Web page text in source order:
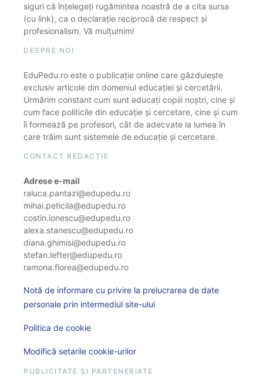
siguri că înțelegeți rugămintea noastră de a cita sursa
(cu link), ca o declarație reciprocă de respect și
profesionalism. Vă mulțumim!
DESPRE NOI
EduPedu.ro este o publicație online care găzduiește
exclusiv articole din domeniul educației și cercetării.
Urmărim constant cum sunt educați copiii noștri, cine și
cum face politicile din educație și cercetare, cine și cum
îi formează pe profesori, cât de adecvate la lumea în
care trăim sunt sistemele de educație și cercetare.
CONTACT REDACȚIE
Adrese e-mail
raluca.pantazi@edupedu.ro
mihai.peticila@edupedu.ro
costin.ionescu@edupedu.ro
alexa.stanescu@edupedu.ro
diana.ghimisi@edupedu.ro
stefan.lefter@edupedu.ro
ramona.florea@edupedu.ro
Notă de informare cu privire la prelucrarea de date
personale prin intermediul site-ului
Politica de cookie
Modifică setarile cookie-urilor
PUBLICITATE ȘI PARTENERIATE